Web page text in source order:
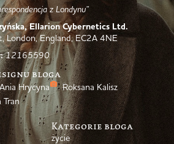
z Londynu”
Ellarion Cybernetics Ltd.
London, England, EC2A 4NE
12165590
bloga
Hrycyna
Roksana Kalisz
Tran
Kategorie bloga
życie